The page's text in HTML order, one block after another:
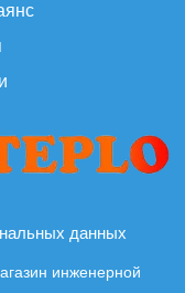
данных
инженерной